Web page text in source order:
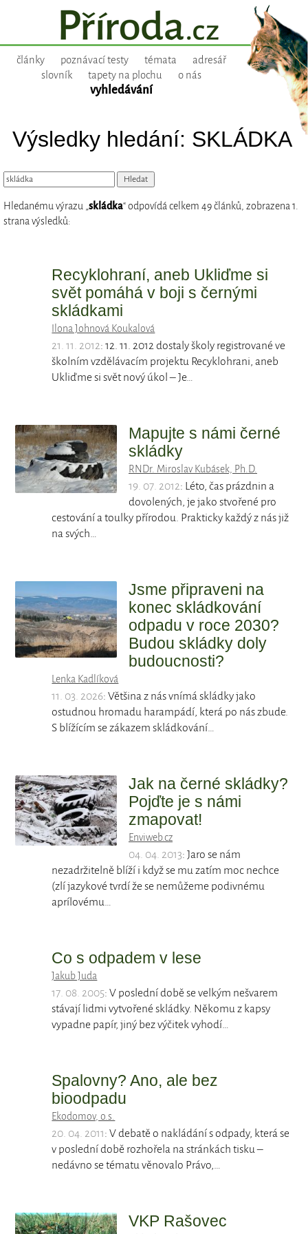
články poznávací testy témata
adresář
slovník
tapety na plochu o nás
vyhledávání
Výsledky hledání: SKLÁDKA
Hledanému výrazu „skládka“ odpovídá celkem 49 článků, zobrazena 1.
strana výsledků:
Recyklohraní, aneb Ukliďme si
svět pomáhá v boji s černými
skládkami
Ilona Johnová Koukalová
21. 11. 2012: 12. 11. 2012 dostaly školy registrované ve
školním vzdělávacím projektu Recyklohrani, aneb
Ukliďme si svět nový úkol – Je…
Mapujte s námi černé
skládky
RNDr. Miroslav Kubásek, Ph.D.
19. 07. 2012: Léto, čas prázdnin a
dovolených, je jako stvořené pro
cestování a toulky přírodou. Prakticky každý z nás již
na svých…
Jsme připraveni na
konec skládkování
odpadu v roce 2030?
Budou skládky doly
budoucnosti?
Lenka Kadlíková
11. 03. 2026: Většina z nás vnímá skládky jako
ostudnou hromadu harampádí, která po nás zbude.
S blížícím se zákazem skládkování…
Jak na černé skládky?
Pojďte je s námi
zmapovat!
Enviweb.cz
04. 04. 2013: Jaro se nám
nezadržitelně blíží i když se mu zatím moc nechce
(zlí jazykové tvrdí že se nemůžeme podivnému
aprílovému…
Co s odpadem v lese
Jakub Juda
17. 08. 2005: V poslední době se velkým nešvarem
stávají lidmi vytvořené skládky. Někomu z kapsy
vypadne papír, jiný bez výčitek vyhodí…
Spalovny? Ano, ale bez
bioodpadu
Ekodomov, o.s.
20. 04. 2011: V debatě o nakládání s odpady, která se
v poslední době rozhořela na stránkách tisku –
nedávno se tématu věnovalo Právo,…
VKP Rašovec